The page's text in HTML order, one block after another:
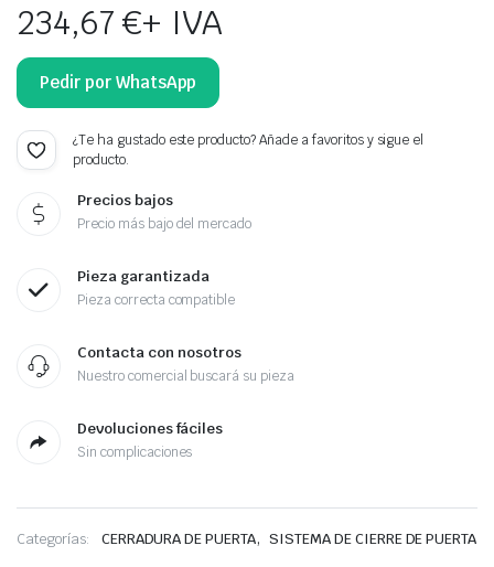
234,67€+ IVA
Pedir por WhatsApp
¿Te ha gustado este producto? Añade a favoritos y sigue el
producto.
Precios bajos
Precio más bajo del mercado
Pieza garantizada
Pieza correcta compatible
Contacta con nosotros
Nuestro comercial buscará su pieza
Devoluciones fáciles
Sin complicaciones
Categorías: CERRADURA DE PUERTA, SISTEMA DE CIERRE DE PUERTA